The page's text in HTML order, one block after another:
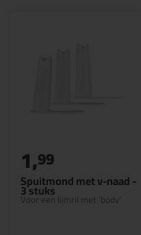
Spuitmond met v-naad -
3 stuks
Voor een lijmril met 'body'
1,99